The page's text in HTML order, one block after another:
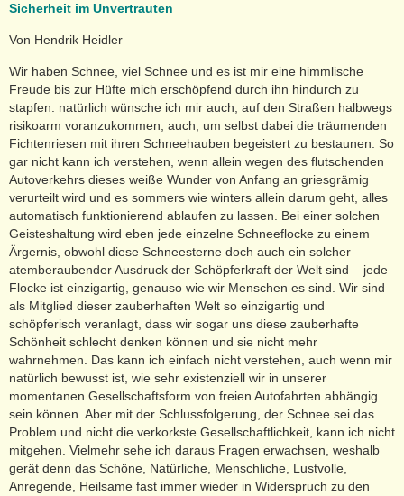
Sicherheit im Unvertrauten
Von Hendrik Heidler
Wir haben Schnee, viel Schnee und es ist mir eine himmlische
Freude bis zur Hüfte mich erschöpfend durch ihn hindurch zu
stapfen. natürlich wünsche ich mir auch, auf den Straßen halbwegs
risikoarm voranzukommen, auch, um selbst dabei die träumenden
Fichtenriesen mit ihren Schneehauben begeistert zu bestaunen. So
gar nicht kann ich verstehen, wenn allein wegen des flutschenden
Autoverkehrs dieses weiße Wunder von Anfang an griesgrämig
verurteilt wird und es sommers wie winters allein darum geht, alles
automatisch funktionierend ablaufen zu lassen. Bei einer solchen
Geisteshaltung wird eben jede einzelne Schneeflocke zu einem
Ärgernis, obwohl diese Schneesterne doch auch ein solcher
atemberaubender Ausdruck der Schöpferkraft der Welt sind – jede
Flocke ist einzigartig, genauso wie wir Menschen es sind. Wir sind
als Mitglied dieser zauberhaften Welt so einzigartig und
schöpferisch veranlagt, dass wir sogar uns diese zauberhafte
Schönheit schlecht denken können und sie nicht mehr
wahrnehmen. Das kann ich einfach nicht verstehen, auch wenn mir
natürlich bewusst ist, wie sehr existenziell wir in unserer
momentanen Gesellschaftsform von freien Autofahrten abhängig
sein können. Aber mit der Schlussfolgerung, der Schnee sei das
Problem und nicht die verkorkste Gesellschaftlichkeit, kann ich nicht
mitgehen. Vielmehr sehe ich daraus Fragen erwachsen, weshalb
gerät denn das Schöne, Natürliche, Menschliche, Lustvolle,
Anregende, Heilsame fast immer wieder in Widerspruch zu den